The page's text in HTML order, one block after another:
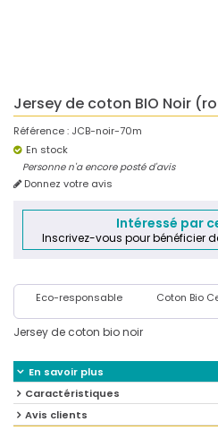
Jersey de coton BIO Noir
Référence : JCB-noir-70m
En stock
Personne n'a encore posté d'avis
Donnez votre avis
Intéressé par
Inscrivez-vous pour bénéficier
Eco-responsable Coton Bio
Jersey de coton bio noir
En savoir plus
Caractéristiques
Avis clients